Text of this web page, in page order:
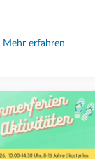
Mehr erfahren